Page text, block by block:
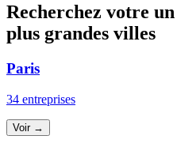
Recherchez votre
plus grandes villes
Paris
34 entreprises
Voir →